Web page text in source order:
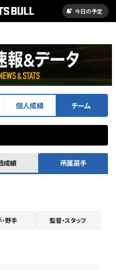
今日の予定
個人成績 チーム
成績 所属選手
野手 監督・スタッフ